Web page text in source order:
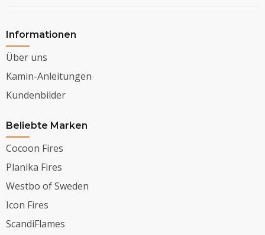
Informationen
Über uns
Kamin-Anleitungen
Kundenbilder
Beliebte Marken
Cocoon Fires
Planika Fires
Westbo of Sweden
Icon Fires
ScandiFlames